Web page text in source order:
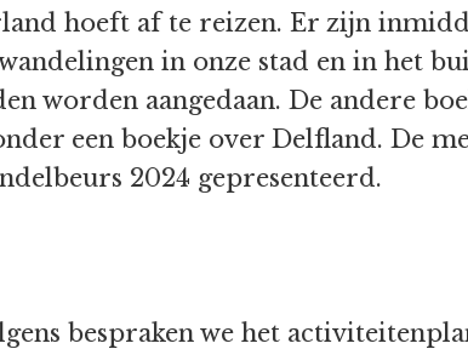
hoeft af te reizen. Er zijn
in onze stad en in het
worden aangedaan. De andere
een boekje over Delfland. De
2024 gepresenteerd.
bespraken we het